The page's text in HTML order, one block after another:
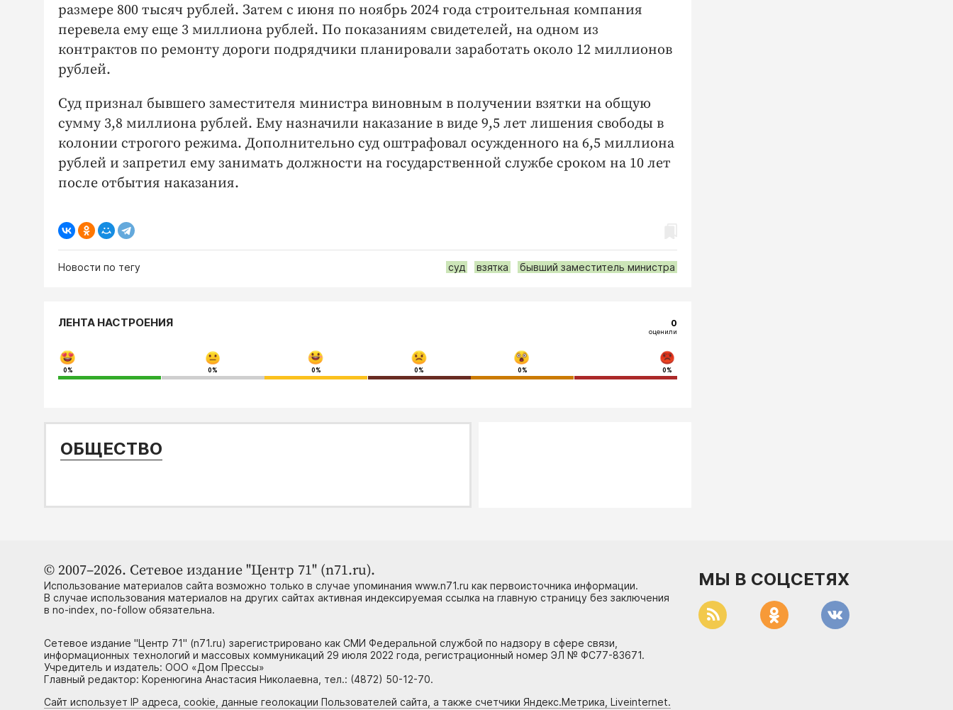
размере 800 тысяч рублей. Затем с июня по ноябрь 2024 года строительная компания
перевела ему еще 3 миллиона рублей. По показаниям свидетелей, на одном из
контрактов по ремонту дороги подрядчики планировали заработать около 12 миллионов
рублей.
Суд признал бывшего заместителя министра виновным в получении взятки на общую
сумму 3,8 миллиона рублей. Ему назначили наказание в виде 9,5 лет лишения свободы в
колонии строгого режима. Дополнительно суд оштрафовал осужденного на 6,5 миллиона
рублей и запретил ему занимать должности на государственной службе сроком на 10 лет
после отбытия наказания.
Новости по тегу суд взятка бывший заместитель министра
ЛЕНТА НАСТРОЕНИЯ 0
оценили
0% 0% 0% 0% 0% 0%
ОБЩЕСТВО
© 2007–2026. Сетевое издание "Центр 71" (n71.ru).
Использование материалов сайта возможно только в случае упоминания www.n71.ru как первоисточника информации.
В случае использования материалов на других сайтах активная индексируемая ссылка на главную страницу без заключения
в no-index, no-follow обязательна.
Сетевое издание "Центр 71" (n71.ru) зарегистрировано как СМИ Федеральной службой по надзору в сфере связи,
информационных технологий и массовых коммуникаций 29 июля 2022 года, регистрационный номер ЭЛ № ФС77-83671.
Учредитель и издатель: ООО «Дом Прессы»
Главный редактор: Коренюгина Анастасия Николаевна, тел.: (4872) 50-12-70.
Сайт использует IP адреса, cookie, данные геолокации Пользователей сайта, а также счетчики Яндекс.Метрика, Liveinternet.
МЫ В СОЦСЕТЯХ